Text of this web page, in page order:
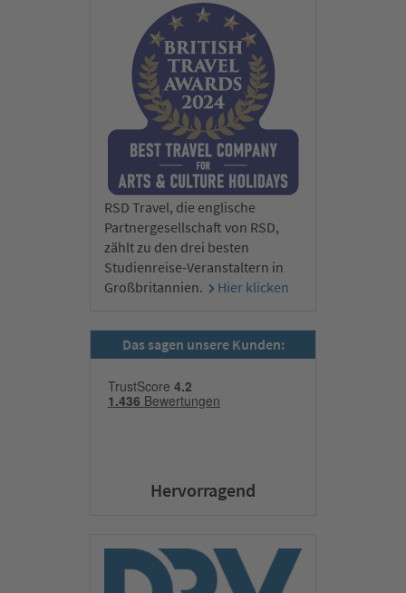
RSD Travel, die englische
Partnergesellschaft von RSD,
zählt zu den drei besten
Studienreise-Veranstaltern in
Großbritannien.
Hier klicken
Das sagen unsere Kunden:
Hervorragend